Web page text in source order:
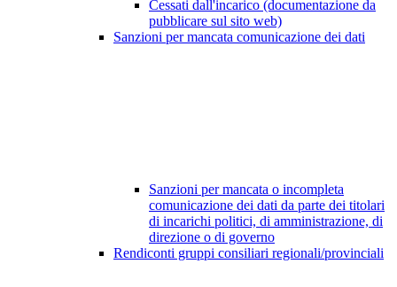
Cessati dall'incarico (documentazione da
pubblicare sul sito web)
Sanzioni per mancata comunicazione dei dati
Sanzioni per mancata o incompleta
comunicazione dei dati da parte dei titolari
di incarichi politici, di amministrazione, di
direzione o di governo
Rendiconti gruppi consiliari regionali/provinciali